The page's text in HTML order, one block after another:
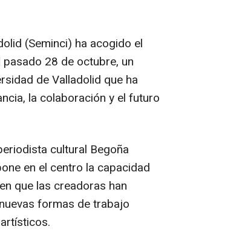
(Seminci) ha acogido el
28 de octubre, un
de Valladolid que ha
la colaboración y el futuro
cultural Begoña
en el centro la capacidad
que las creadoras han
formas de trabajo